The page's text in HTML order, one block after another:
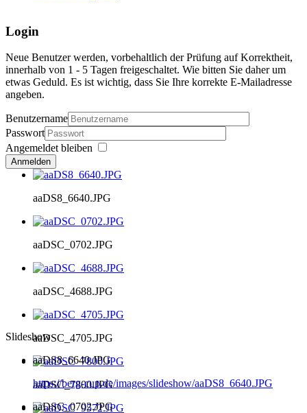
Login
Neue Benutzer werden, vorbehaltlich der Prüfung auf Korrektheit,
innerhalb von 1 - 5 Tagen freigeschaltet. Wie bitten Sie daher um
etwas Geduld. Es ist wichtig, dass Sie Ihre korrekte E-Mailadresse
angeben.
Benutzername
Passwort
Angemeldet bleiben
Anmelden
aaDS8_6640.JPG
aaDSC_0702.JPG
aaDSC_4688.JPG
aaDSC_4705.JPG
aaDSC_7800.JPG
Slideshow
aaDS8_6640.JPG
https://berg-cup.de/images/slideshow/aaDS8_6640.JPG
aaDSC_0702.JPG